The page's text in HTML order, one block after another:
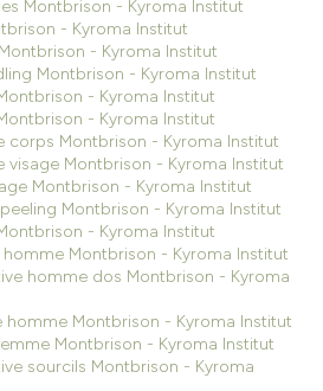
Montbrison - Kyroma Institut
- Kyroma Institut
- Kyroma Institut
Montbrison - Kyroma Institut
- Kyroma Institut
- Kyroma Institut
corps Montbrison - Kyroma Institut
visage Montbrison - Kyroma Institut
Montbrison - Kyroma Institut
Montbrison - Kyroma Institut
- Kyroma Institut
homme Montbrison - Kyroma Institut
homme dos Montbrison - Kyroma
homme Montbrison - Kyroma Institut
Montbrison - Kyroma Institut
sourcils Montbrison - Kyroma